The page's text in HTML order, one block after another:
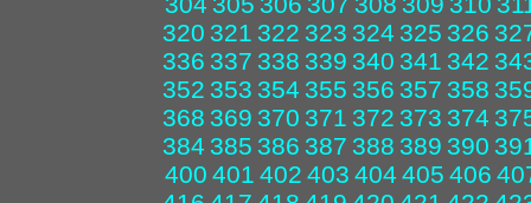
320 321 322 323 324 325 326
336 337 338 339 340 341 342
352 353 354 355 356 357 358
368 369 370 371 372 373 374
384 385 386 387 388 389 390
400 401 402 403 404 405 406